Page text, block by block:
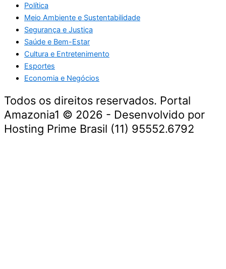
Política
Meio Ambiente e Sustentabilidade
Segurança e Justiça
Saúde e Bem-Estar
Cultura e Entretenimento
Esportes
Economia e Negócios
Todos os direitos reservados. Portal
Amazonia1 © 2026 - Desenvolvido por
Hosting Prime Brasil (11) 95552.6792